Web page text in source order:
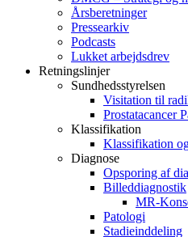
Årsberetninger
Pressearkiv
Podcasts
Lukket arbejdsdrev
Retningslinjer
Sundhedsstyrelsen
Visitation til
Prostatacancer
Klassifikation
Klassifikation
Diagnose
Opsporing af
Billeddiagnostik
MR-
Patologi
Stadieinddeling